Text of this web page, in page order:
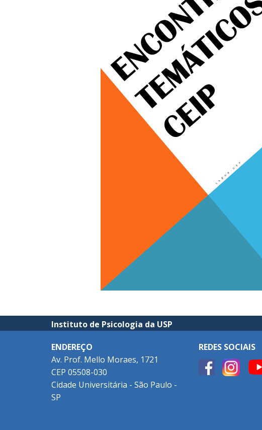
Instituto de Psicologia da USP
ENDEREÇO
Av. Prof. Mello Moraes, 1721
CEP 05508-030
Cidade Universitária - São Paulo -
SP
REDES SOCIAIS